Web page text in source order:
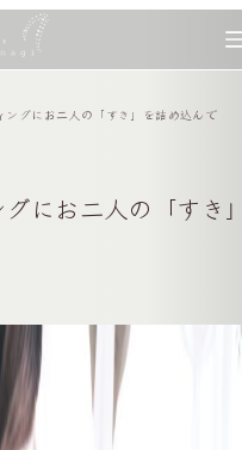
ングにお二人の「すき」を詰め込んで
にお二人の「すき